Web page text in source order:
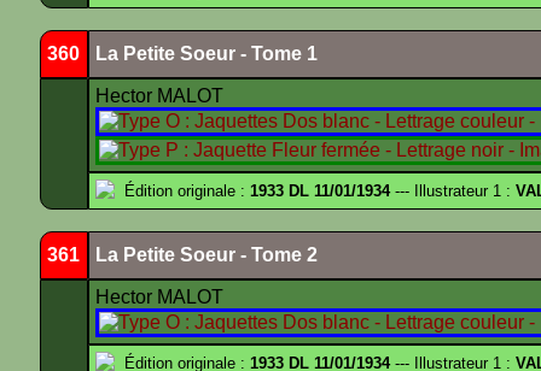
360 La Petite Soeur - Tome 1
Hector MALOT
Édition originale : 1933 DL 11/01/1934--- Illustrateur 1 :
361 La Petite Soeur - Tome 2
Hector MALOT
Édition originale : 1933 DL 11/01/1934--- Illustrateur 1 :